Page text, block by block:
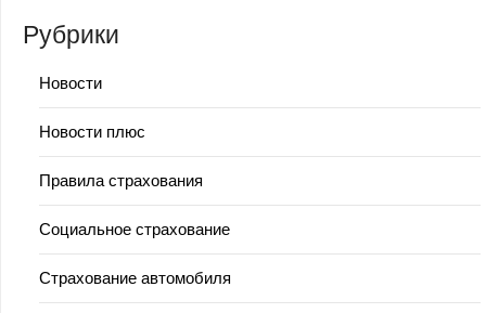
Рубрики
Новости
Новости плюс
Правила страхования
Социальное страхование
Страхование автомобиля